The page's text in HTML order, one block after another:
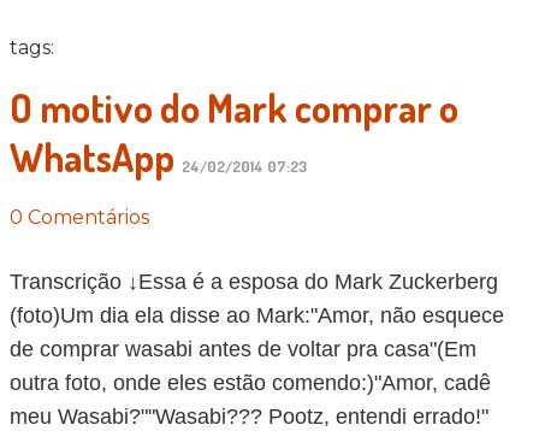
tags:
O motivo do Mark comprar o
WhatsApp 24/02/2014 07:23
0 Comentários
Transcrição ↓Essa é a esposa do Mark Zuckerberg
(foto)Um dia ela disse ao Mark:"Amor, não esquece
de comprar wasabi antes de voltar pra casa"(Em
outra foto, onde eles estão comendo:)"Amor, cadê
meu Wasabi?""Wasabi??? Pootz, entendi errado!"